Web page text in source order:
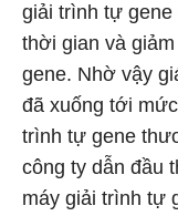
giải trình tự gene
thời gian và
gene. Nhờ vậy
đã xuống tới
trình tự gene
công ty dẫn đầu
máy giải trình tự